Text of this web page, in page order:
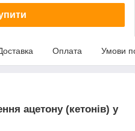
Оплата Умови
ацетону (кетонів) у